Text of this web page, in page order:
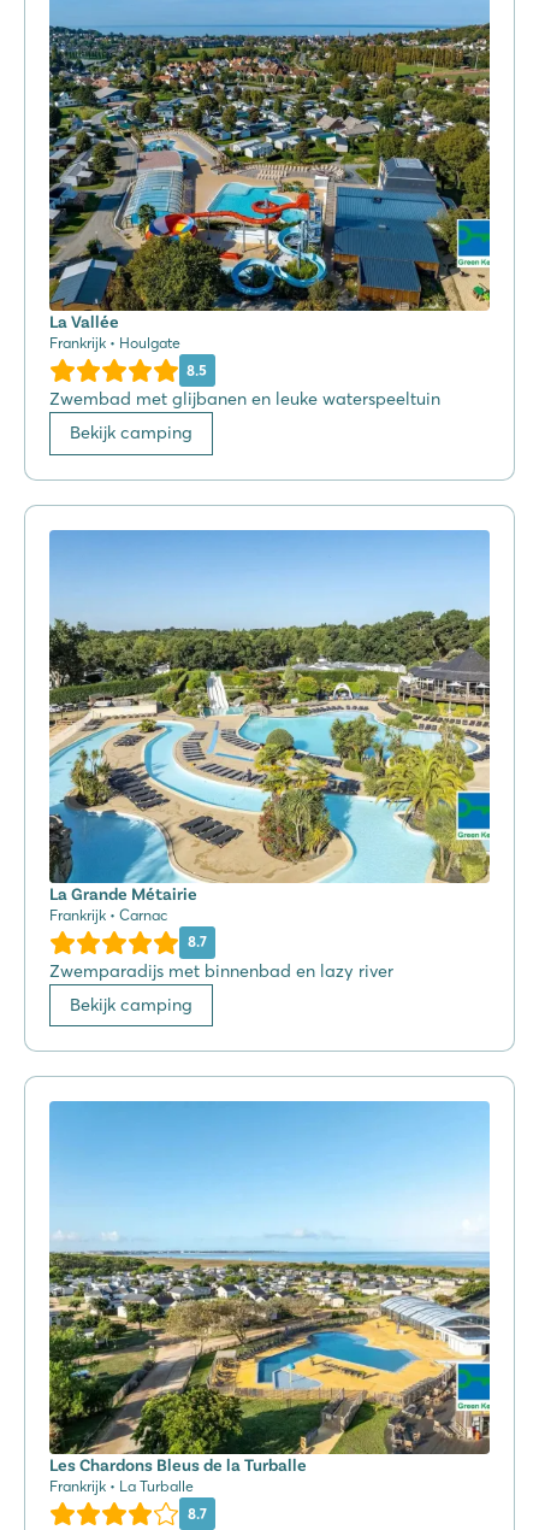
La Vallée
Frankrijk • Houlgate
8.5
Zwembad met glijbanen en leuke waterspeeltuin
Bekijk camping
La Grande Métairie
Frankrijk • Carnac
8.7
Zwemparadijs met binnenbad en lazy river
Bekijk camping
Les Chardons Bleus de la Turballe
Frankrijk • La Turballe
8.7